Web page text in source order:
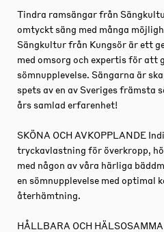
Tindra ramsängar från
omtyckt säng med många
Sängkultur från Kungsör är ett
med omsorg och expertis för att
sömnupplevelse. Sängarna är
spets av en av Sveriges främsta
års samlad erfarenhet!
SKÖNA OCH AVKOPPLANDE
tryckavlastning för överkropp,
med någon av våra härliga
en sömnupplevelse med optimal
återhämtning.
HÅLLBARA OCH